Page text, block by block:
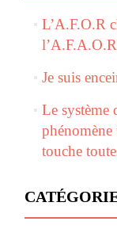
L’A.F.O.R
l’A.F.A.O.R
Je suis
Le système
phénomène
touche